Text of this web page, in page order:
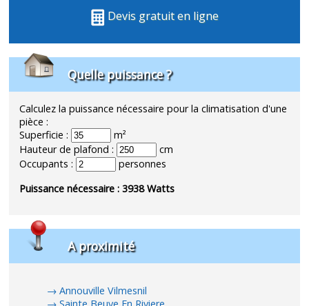
Devis gratuit en ligne
Quelle puissance ?
Calculez la puissance nécessaire pour la climatisation d'une
pièce :
Superficie :
m²
Hauteur de plafond :
cm
Occupants :
personnes
Puissance nécessaire :3938Watts
A proximité
Annouville Vilmesnil
Sainte Beuve En Riviere